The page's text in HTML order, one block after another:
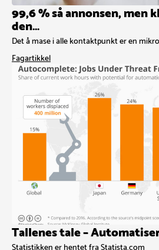
99,6 % så annonsen, men
den…
Det å mase i alle kontaktpunkt er en
Fagartikkel
Tallenes tale –
Statistikken er hentet fra Statista.com